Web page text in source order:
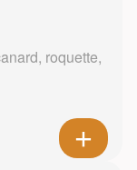
roquette,